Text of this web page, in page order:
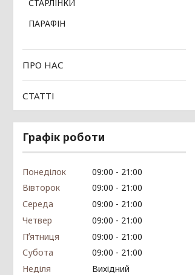
СТАРЛІНКИ
ПАРАФІН
ПРО НАС
СТАТТІ
Графік роботи
Понеділок 09:00
21:00
Вівторок
09:00
21:00
Середа
09:00
21:00
Четвер
09:00
21:00
Пʼятниця
09:00
21:00
Субота
09:00
21:00
Неділя
Вихідний